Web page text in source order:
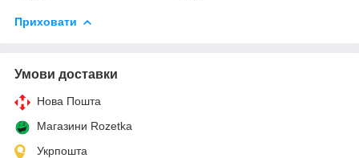
Приховати
Умови доставки
Нова Пошта
Магазини Rozetka
Укрпошта